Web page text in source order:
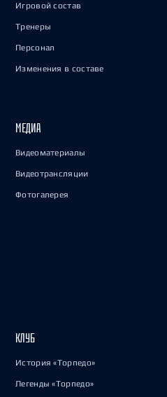
Игровой состав
Тренеры
Персонал
Изменения в составе
МЕДИА
Видеоматериалы
Видеотрансляции
Фотогалерея
КЛУБ
История «Торпедо»
Легенды «Торпедо»